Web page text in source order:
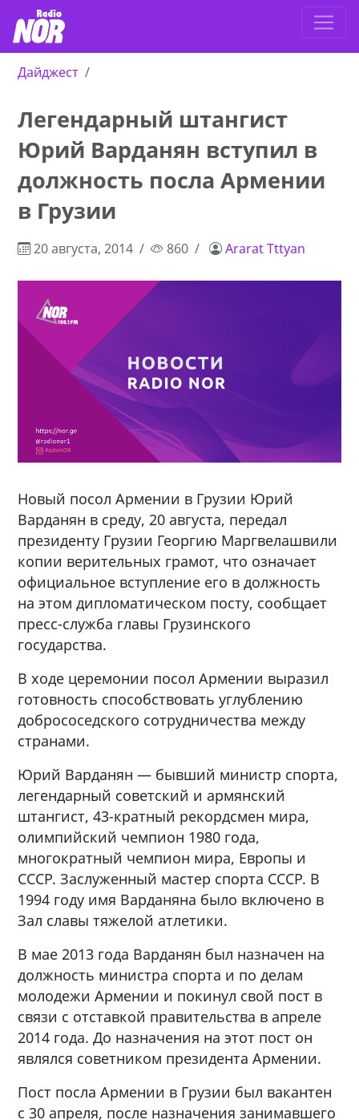
Дайджест
Легендарный штангист
Юрий Варданян вступил в
должность посла Армении
в Грузии
20 августа, 2014 860 Ararat Tttyan
Новый посол Армении в Грузии Юрий
Варданян в среду, 20 августа, передал
президенту Грузии Георгию Маргвелашвили
копии верительных грамот, что означает
официальное вступление его в должность
на этом дипломатическом посту, сообщает
пресс-служба главы Грузинского
государства.
В ходе церемонии посол Армении выразил
готовность способствовать углублению
добрососедского сотрудничества между
странами.
Юрий Варданян — бывший министр спорта,
легендарный советский и армянский
штангист, 43-кратный рекордсмен мира,
олимпийский чемпион 1980 года,
многократный чемпион мира, Европы и
СССР. Заслуженный мастер спорта СССР. В
1994 году имя Варданяна было включено в
Зал славы тяжелой атлетики.
В мае 2013 года Варданян был назначен на
должность министра спорта и по делам
молодежи Армении и покинул свой пост в
связи с отставкой правительства в апреле
2014 года. До назначения на этот пост он
являлся советником президента Армении.
Пост посла Армении в Грузии был вакантен
с 30 апреля, после назначения занимавшего